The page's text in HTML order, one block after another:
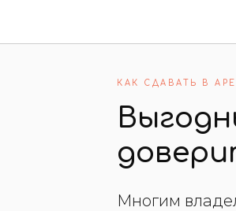
КАК СДАВАТЬ В
Многим